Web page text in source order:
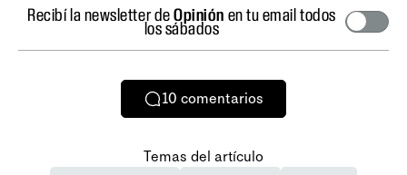
Recibí la newsletter deOpinión en tu email todos
los sábados
10 comentarios
Temas del artículo